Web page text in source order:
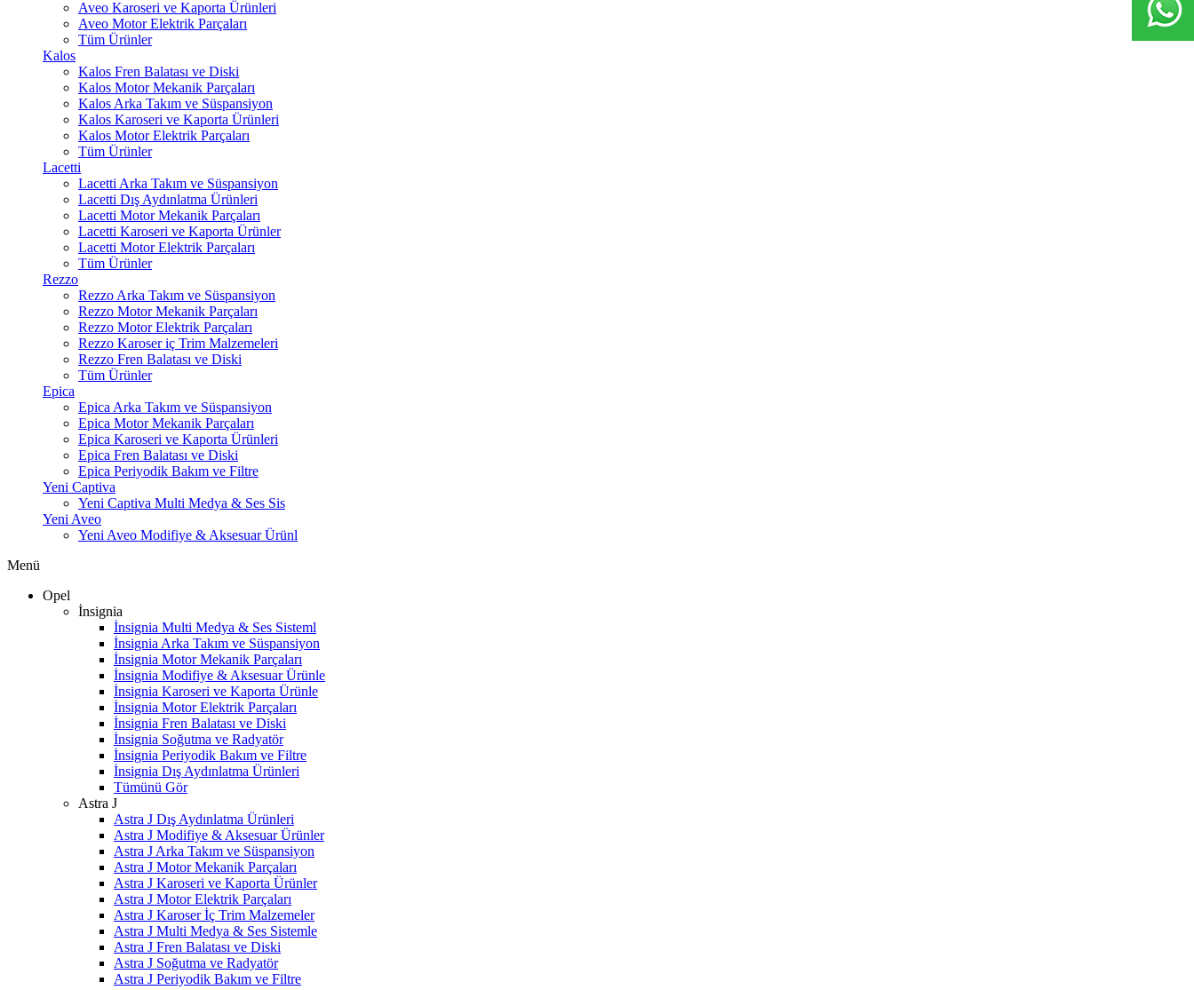
Aveo Karoseri ve Kaporta Ürünleri
Aveo Motor Elektrik Parçaları
Tüm Ürünler
Kalos
Kalos Fren Balatası ve Diski
Kalos Motor Mekanik Parçaları
Kalos Arka Takım ve Süspansiyon
Kalos Karoseri ve Kaporta Ürünleri
Kalos Motor Elektrik Parçaları
Tüm Ürünler
Lacetti
Lacetti Arka Takım ve Süspansiyon
Lacetti Dış Aydınlatma Ürünleri
Lacetti Motor Mekanik Parçaları
Lacetti Karoseri ve Kaporta Ürünler
Lacetti Motor Elektrik Parçaları
Tüm Ürünler
Rezzo
Rezzo Arka Takım ve Süspansiyon
Rezzo Motor Mekanik Parçaları
Rezzo Motor Elektrik Parçaları
Rezzo Karoser iç Trim Malzemeleri
Rezzo Fren Balatası ve Diski
Tüm Ürünler
Epica
Epica Arka Takım ve Süspansiyon
Epica Motor Mekanik Parçaları
Epica Karoseri ve Kaporta Ürünleri
Epica Fren Balatası ve Diski
Epica Periyodik Bakım ve Filtre
Yeni Captiva
Yeni Captiva Multi Medya & Ses Sis
Yeni Aveo
Yeni Aveo Modifiye & Aksesuar Ürünl
Menü
Opel
İnsignia
İnsignia Multi Medya & Ses Sisteml
İnsignia Arka Takım ve Süspansiyon
İnsignia Motor Mekanik Parçaları
İnsignia Modifiye & Aksesuar Ürünle
İnsignia Karoseri ve Kaporta Ürünle
İnsignia Motor Elektrik Parçaları
İnsignia Fren Balatası ve Diski
İnsignia Soğutma ve Radyatör
İnsignia Periyodik Bakım ve Filtre
İnsignia Dış Aydınlatma Ürünleri
Tümünü Gör
Astra J
Astra J Dış Aydınlatma Ürünleri
Astra J Modifiye & Aksesuar Ürünler
Astra J Arka Takım ve Süspansiyon
Astra J Motor Mekanik Parçaları
Astra J Karoseri ve Kaporta Ürünler
Astra J Motor Elektrik Parçaları
Astra J Karoser İç Trim Malzemeler
Astra J Multi Medya & Ses Sistemle
Astra J Fren Balatası ve Diski
Astra J Soğutma ve Radyatör
Astra J Periyodik Bakım ve Filtre